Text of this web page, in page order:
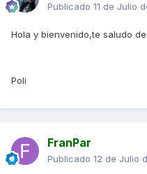
Publicado 11 de Julio
Hola y bienvenido,te saludo
Poli
FranPar
Publicado 12 de Julio